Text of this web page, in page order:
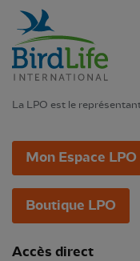
La LPO est le
Mon Espace LPO
Boutique LPO
Accès direct